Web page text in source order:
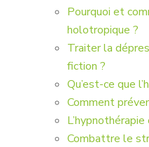
Pourquoi et
holotropique ?
Traiter la
fiction ?
Qu’est-ce que
Comment
Combattre le